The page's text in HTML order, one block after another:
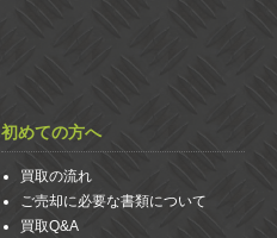
初めての方へ
買取の流れ
ご売却に必要な書類について
買取Q&A